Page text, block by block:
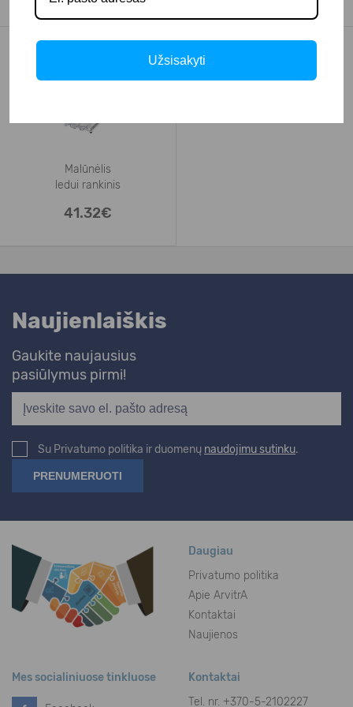
Malūnėlis
ledui rankinis
41.32€
Naujienlaiškis
Gaukite naujausius
pasiūlymus pirmi!
Su Privatumo politika ir duomenų naudojimu sutinku.
Daugiau
Privatumo politika
Apie ArvitrA
Kontaktai
Naujienos
Mes socialiniuose tinkluose
Kontaktai
Tel. nr. +370-5-2102227
Užsisakyti